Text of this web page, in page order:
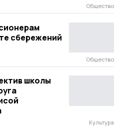
Общество
сбережений
Общество
школы
Культура